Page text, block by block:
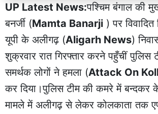
UP Latest News:पश्चिम बंगाल की
बनर्जी (Mamta Banarji ) पर
यूपी के अलीगढ़ (Aligarh News)
शुक्रवार रात गिरफ्तार करने पहुँचीं पुलिस
समर्थक लोगों ने हमला (Attack On
कर दिया।पुलिस टीम की कमरे में बन्दकर
मामले में अलीगढ़ से लेकर कोलकाता तक